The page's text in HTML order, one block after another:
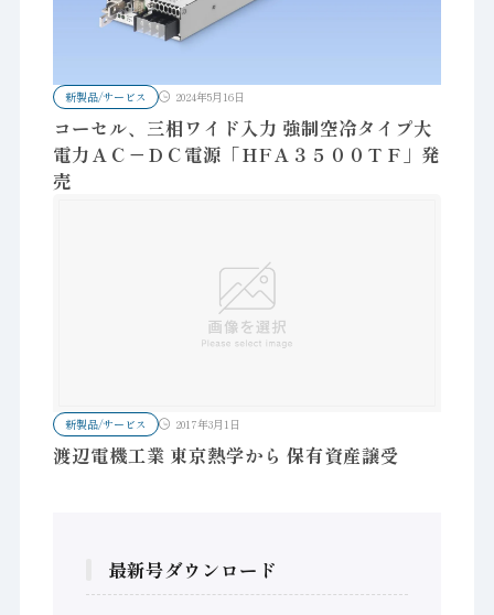
新製品/サービス 2024年5月16日
コーセル、三相ワイド入力 強制空冷タイプ大
電力ＡＣ－ＤＣ電源「ＨFＡ３５００ＴＦ」発
売
新製品/サービス 2017年3月1日
渡辺電機工業 東京熱学から 保有資産譲受
最新号ダウンロード